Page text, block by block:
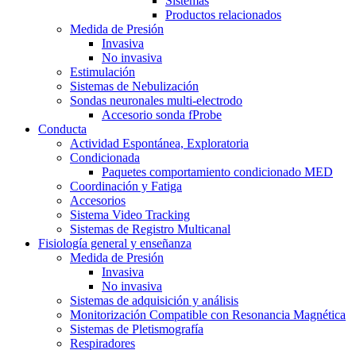
Productos relacionados
Medida de Presión
Invasiva
No invasiva
Estimulación
Sistemas de Nebulización
Sondas neuronales multi-electrodo
Accesorio sonda fProbe
Conducta
Actividad Espontánea, Exploratoria
Condicionada
Paquetes comportamiento condicionado MED
Coordinación y Fatiga
Accesorios
Sistema Video Tracking
Sistemas de Registro Multicanal
Fisiología general y enseñanza
Medida de Presión
Invasiva
No invasiva
Sistemas de adquisición y análisis
Monitorización Compatible con Resonancia Magnética
Sistemas de Pletismografía
Respiradores